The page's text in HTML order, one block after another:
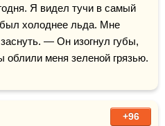
Я видел тучи в самый
холоднее льда. Мне
— Он изогнул губы,
меня зеленой грязью.
+96